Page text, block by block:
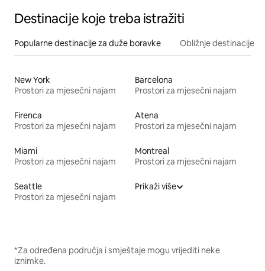
Destinacije koje treba istražiti
Popularne destinacije za duže boravke Obližnje destinacije
New York
Prostori za mjesečni najam
Barcelona
Prostori za mjesečni najam
Firenca
Prostori za mjesečni najam
Atena
Prostori za mjesečni najam
Miami
Prostori za mjesečni najam
Montreal
Prostori za mjesečni najam
Seattle
Prostori za mjesečni najam
Prikaži više
*Za određena područja i smještaje mogu vrijediti neke
iznimke.